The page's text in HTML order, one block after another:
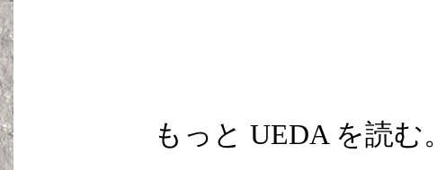
もっと UEDA を読む。